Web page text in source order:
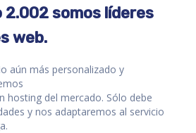
2.002 somos líderes
web.
aún más personalizado y
hosting del mercado. Sólo debe
y nos adaptaremos al servicio